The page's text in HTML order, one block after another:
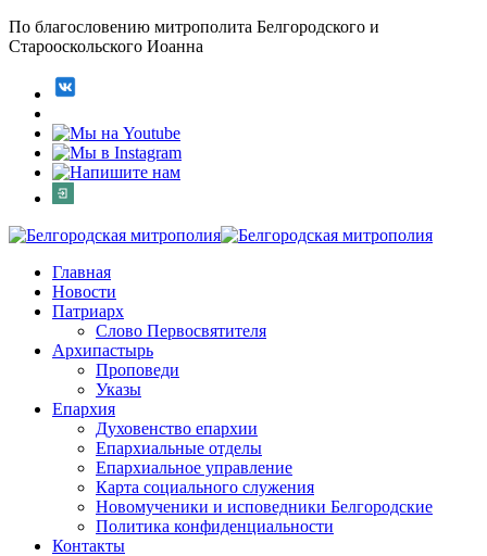
По благословению митрополита Белгородского и
Старооскольского Иоанна
Главная
Новости
Патриарх
Слово Первосвятителя
Архипастырь
Проповеди
Указы
Епархия
Духовенство епархии
Епархиальные отделы
Епархиальное управление
Карта социального служения
Новомученики и исповедники Белгородские
Политика конфиденциальности
Контакты